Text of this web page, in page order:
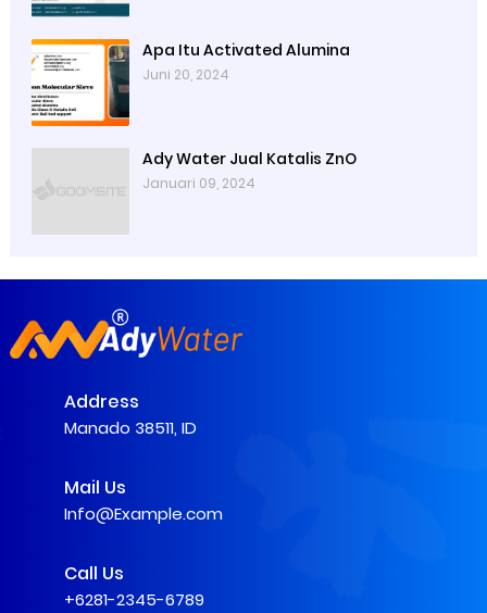
Apa Itu Activated Alumina
Juni 20, 2024
Ady Water Jual Katalis ZnO
Januari 09, 2024
Address
Manado 38511, ID
Mail Us
Info@Example.com
Call Us
+6281-2345-6789